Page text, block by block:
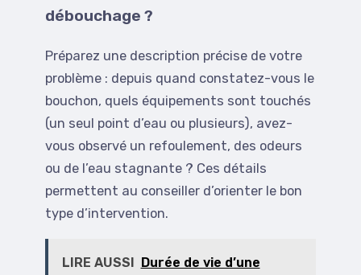
débouchage ?
Préparez une description précise de votre
problème : depuis quand constatez-vous le
bouchon, quels équipements sont touchés
(un seul point d’eau ou plusieurs), avez-
vous observé un refoulement, des odeurs
ou de l’eau stagnante ? Ces détails
permettent au conseiller d’orienter le bon
type d’intervention.
LIRE AUSSI Durée de vie d’une